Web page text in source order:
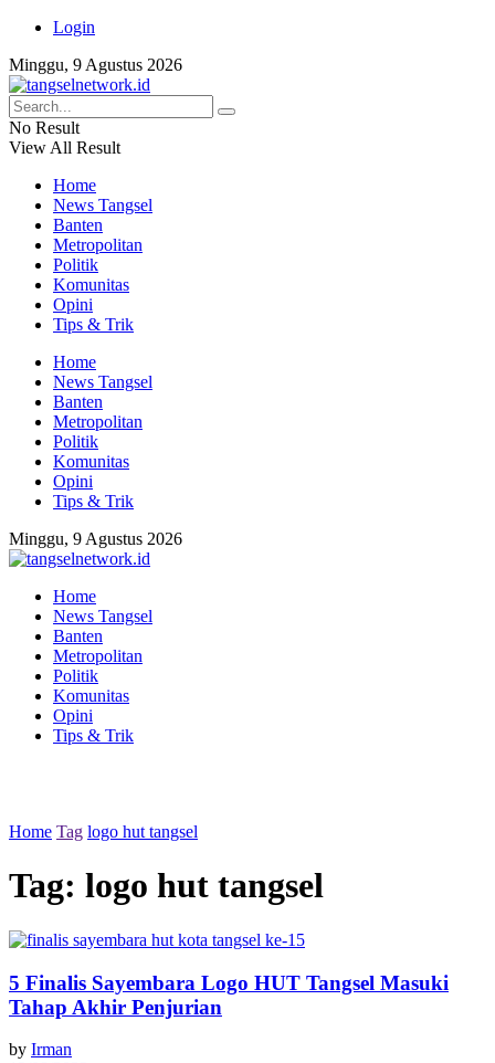
Login
Minggu, 9 Agustus 2026
No Result
View All Result
Home
News Tangsel
Banten
Metropolitan
Politik
Komunitas
Opini
Tips & Trik
Home
News Tangsel
Banten
Metropolitan
Politik
Komunitas
Opini
Tips & Trik
Minggu, 9 Agustus 2026
Home
News Tangsel
Banten
Metropolitan
Politik
Komunitas
Opini
Tips & Trik
Home Tag logo hut tangsel
Tag: logo hut tangsel
5 Finalis Sayembara Logo HUT Tangsel Masuki
Tahap Akhir Penjurian
by Irman